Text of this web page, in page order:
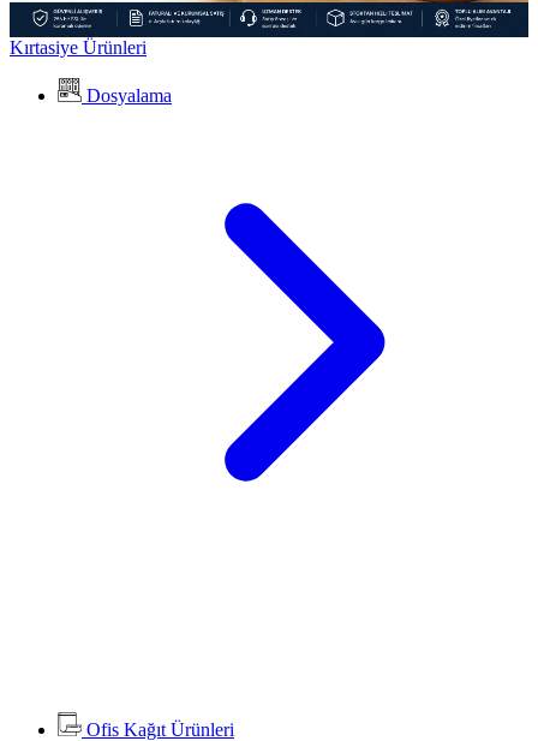
Kırtasiye Ürünleri
Dosyalama
Ofis Kağıt Ürünleri